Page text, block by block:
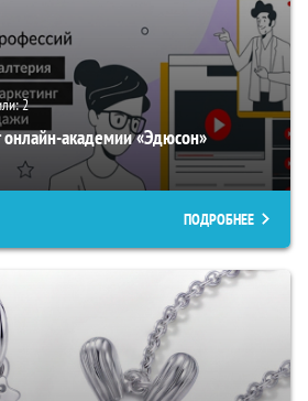
2
академии «Эдюсон»
ПОДРОБНЕЕ